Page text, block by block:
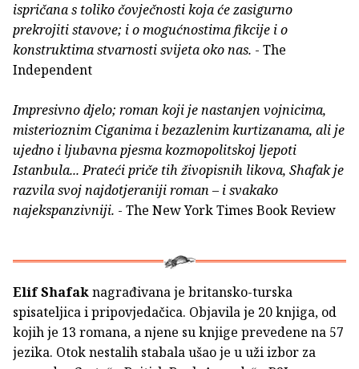
ispričana s toliko čovječnosti koja će zasigurno
prekrojiti stavove; i o mogućnostima fikcije i o
konstruktima stvarnosti svijeta oko nas. - The
Independent
Impresivno djelo; roman koji je nastanjen vojnicima,
misterioznim Ciganima i bezazlenim kurtizanama, ali je
ujedno i ljubavna pjesma kozmopolitskoj ljepoti
Istanbula... Prateći priče tih živopisnih likova, Shafak je
razvila svoj najdotjeraniji roman – i svakako
najekspanzivniji. - The New York Times Book Review
Elif Shafaknagrađivana je britansko-turska
spisateljica i pripovjedačica. Objavila je 20 knjiga, od
kojih je 13 romana, a njene su knjige prevedene na 57
jezika. Otok nestalih stabala ušao je u uži izbor za